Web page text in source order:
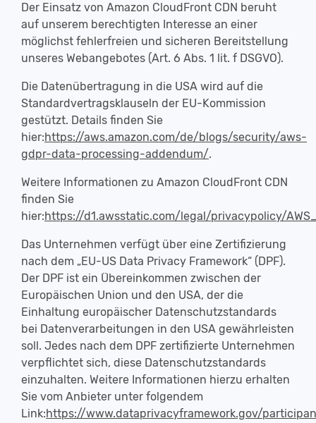
Der Einsatz von Amazon CloudFront CDN beruht
auf unserem berechtigten Interesse an einer
möglichst fehlerfreien und sicheren Bereitstellung
unseres Webangebotes (Art. 6 Abs. 1 lit. f DSGVO).
Die Datenübertragung in die USA wird auf die
Standardvertragsklauseln der EU-Kommission
gestützt. Details finden Sie
hier:https://aws.amazon.com/de/blogs/security/aws-
gdpr-data-processing-addendum/.
Weitere Informationen zu Amazon CloudFront CDN
finden Sie
hier:https://d1.awsstatic.com/legal/privacypolicy/
Das Unternehmen verfügt über eine Zertifizierung
nach dem „EU-US Data Privacy Framework“ (DPF).
Der DPF ist ein Übereinkommen zwischen der
Europäischen Union und den USA, der die
Einhaltung europäischer Datenschutzstandards
bei Datenverarbeitungen in den USA gewährleisten
soll. Jedes nach dem DPF zertifizierte Unternehmen
verpflichtet sich, diese Datenschutzstandards
einzuhalten. Weitere Informationen hierzu erhalten
Sie vom Anbieter unter folgendem
Link:https://www.dataprivacyframework.gov/